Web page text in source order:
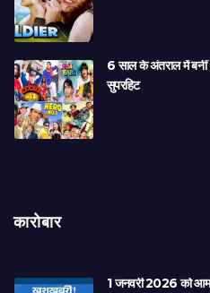
6 साल के अंतराल में बनीं
सुपरहिट
कारोबार
1 जनवरी 2026 को आम